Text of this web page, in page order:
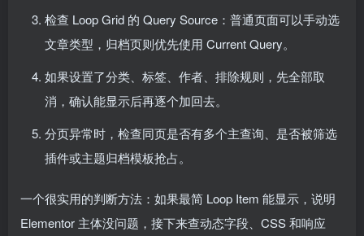
检查 Loop Grid 的 Query Source：普通页面可以手动选
文章类型，归档页则优先使用 Current Query。
如果设置了分类、标签、作者、排除规则，先全部取
消，确认能显示后再逐个加回去。
分页异常时，检查同页是否有多个主查询、是否被筛选
插件或主题归档模板抢占。
一个很实用的判断方法：如果最简 Loop Item 能显示，说明
Elementor 主体没问题，接下来查动态字段、CSS 和响应